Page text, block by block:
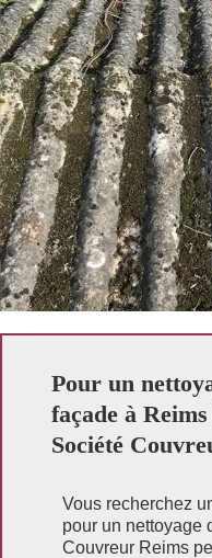
Pour un
façade à
Société
Vous recherchez
pour un nettoyage
Couvreur Reims